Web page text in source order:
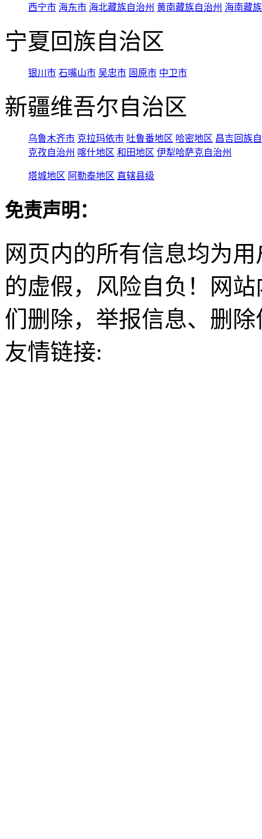
西宁市 海东市 海北藏族自治州 黄南藏族自治州 海南藏
宁夏回族自治区
银川市 石嘴山市 吴忠市 固原市 中卫市
新疆维吾尔自治区
乌鲁木齐市 克拉玛依市 吐鲁番地区 哈密地区 昌吉回族
克孜自治州 喀什地区 和田地区 伊犁哈萨克自治州
塔城地区 阿勒泰地区 直辖县级
免责声明：
网页内的所有信息均为
的虚假，风险自负！网
们删除，举报信息、删
友情链接: